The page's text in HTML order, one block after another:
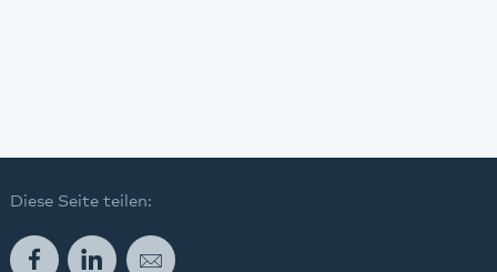
Diese Seite teilen:
FacebookLinkedInE-Mail